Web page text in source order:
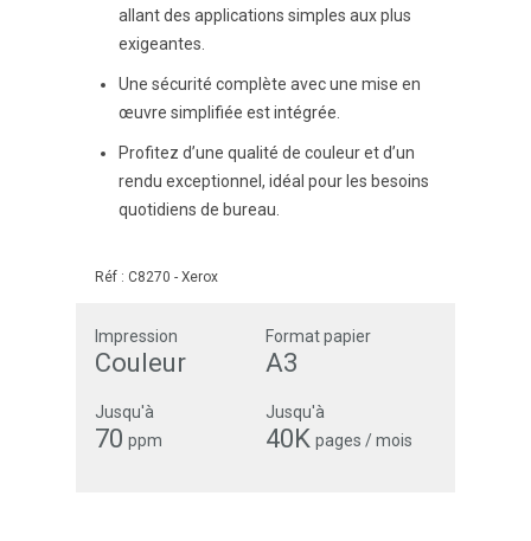
allant des applications simples aux plus
exigeantes.
Une sécurité complète avec une mise en
œuvre simplifiée est intégrée.
Profitez d’une qualité de couleur et d’un
rendu exceptionnel, idéal pour les besoins
quotidiens de bureau.
Réf : C8270 - Xerox
Impression
Couleur
Format papier
A3
Jusqu'à
70 ppm
Jusqu'à
40K pages / mois